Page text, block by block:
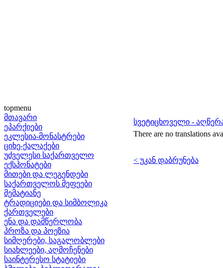
topmenu
მთავარი
ეპარქიები
ეკლესია-მონასტრები
ციხე-ქალაქები
უძველესი საქართველო
ექსპონატები
მითები და ლეგენდები
საქართველოს მეფეები
მემატიანე
ტრადიციები და სიმბოლიკა
ქართველები
ენა და დამწერლობა
პროზა და პოეზია
სიმღერები, საგალობლები
სიახლეები, აღმოჩენები
საინტერესო სტატიები
სვეტიცხოველი -
There are no translations
< უკან დაბრუნება